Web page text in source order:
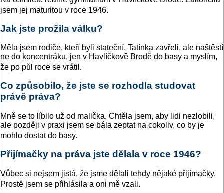
jsem jej maturitou v roce 1946.
Jak jste prožila válku?
Měla jsem rodiče, kteří byli stateční. Tatínka zavřeli, ale naštěstí
ne do koncentráku, jen v Havlíčkově Brodě do basy a myslím,
že po půl roce se vrátil.
Co způsobilo, že jste se rozhodla studovat
právě práva?
Mně se to líbilo už od malička. Chtěla jsem, aby lidi nezlobili,
ale později v praxi jsem se bála zeptat na cokoliv, co by je
mohlo dostat do basy.
Přijímačky na práva jste dělala v roce 1946?
Vůbec si nejsem jistá, že jsme dělali tehdy nějaké přijímačky.
Prostě jsem se přihlásila a oni mě vzali.